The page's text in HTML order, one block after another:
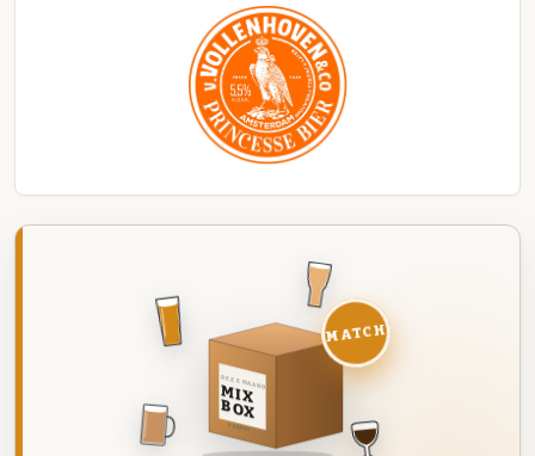
DEZE MAAND
MIX
BOX
8 BIEREN
MATCH